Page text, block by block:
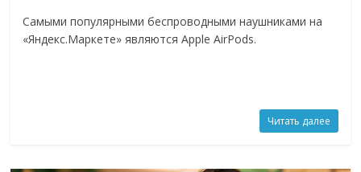
Самыми популярными беспроводными наушниками на
«Яндекс.Маркете» являются Apple AirPods.
Читать далее